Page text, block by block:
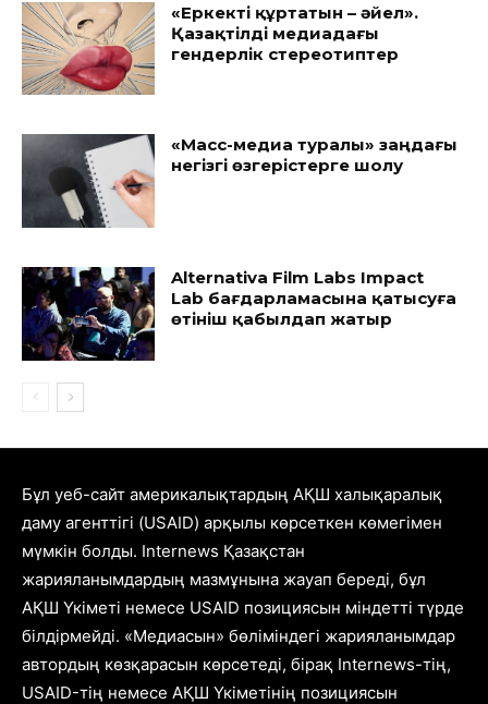
«Еркекті құртатын – әйел».
Қазақтілді медиадағы
гендерлік стереотиптер
«Масс-медиа туралы» заңдағы
негізгі өзгерістерге шолу
Alternativa Film Labs Impact
Lab бағдарламасына қатысуға
өтініш қабылдап жатыр
Бұл уеб-сайт америкалықтардың АҚШ халықаралық
даму агенттігі (USAID) арқылы көрсеткен көмегімен
мүмкін болды. Internews Қазақстан
жарияланымдардың мазмұнына жауап береді, бұл
АҚШ Үкіметі немесе USAID позициясын міндетті түрде
білдірмейді. «Медиасын» бөліміндегі жарияланымдар
автордың көзқарасын көрсетеді, бірақ Internews-тің,
USAID-тің немесе АҚШ Үкіметінің позициясын